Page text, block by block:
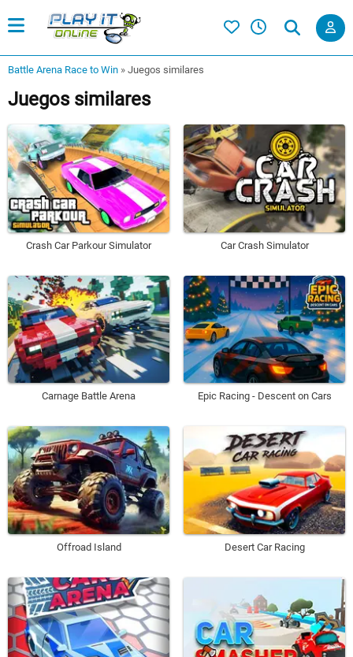
Battle Arena Race to Win » Juegos similares
Juegos similares
Crash Car Parkour Simulator Car Crash Simulator
Carnage Battle Arena Epic Racing - Descent on Cars
Offroad Island Desert Car Racing